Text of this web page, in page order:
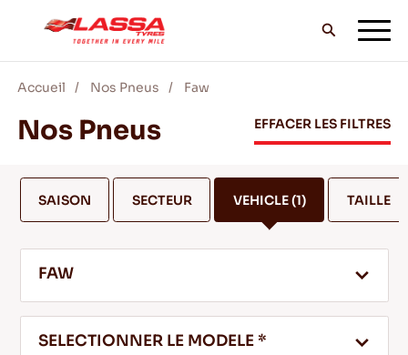
TOUS LES PNEUS LASSA
BLOG & VIDEOS
Accueil Nos Pneus Faw
Nos Pneus EFFACER LES FILTRES
SAISON SECTEUR VEHICLE(1) TAILLE
FAW
SELECTIONNER LE MODELE *